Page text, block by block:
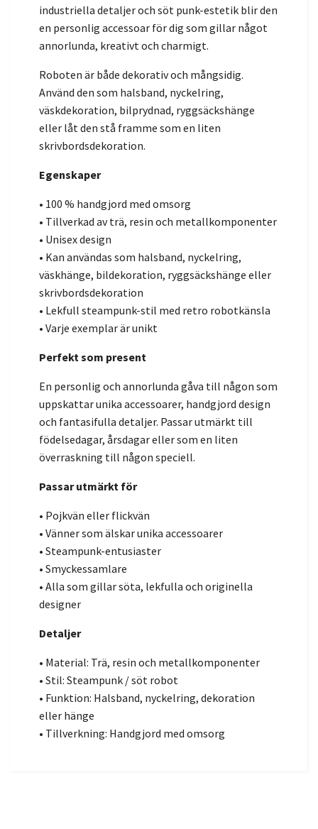
industriella detaljer och söt punk-estetik blir den
en personlig accessoar för dig som gillar något
annorlunda, kreativt och charmigt.
Roboten är både dekorativ och mångsidig.
Använd den som halsband, nyckelring,
väskdekoration, bilprydnad, ryggsäckshänge
eller låt den stå framme som en liten
skrivbordsdekoration.
Egenskaper
• 100 % handgjord med omsorg
• Tillverkad av trä, resin och metallkomponenter
• Unisex design
• Kan användas som halsband, nyckelring,
väskhänge, bildekoration, ryggsäckshänge eller
skrivbordsdekoration
• Lekfull steampunk-stil med retro robotkänsla
• Varje exemplar är unikt
Perfekt som present
En personlig och annorlunda gåva till någon som
uppskattar unika accessoarer, handgjord design
och fantasifulla detaljer. Passar utmärkt till
födelsedagar, årsdagar eller som en liten
överraskning till någon speciell.
Passar utmärkt för
• Pojkvän eller flickvän
• Vänner som älskar unika accessoarer
• Steampunk-entusiaster
• Smyckessamlare
• Alla som gillar söta, lekfulla och originella
designer
Detaljer
• Material: Trä, resin och metallkomponenter
• Stil: Steampunk / söt robot
• Funktion: Halsband, nyckelring, dekoration
eller hänge
• Tillverkning: Handgjord med omsorg